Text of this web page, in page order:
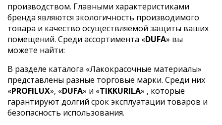
производством. Главными характеристиками
бренда являются экологичность производимого
товара и качество осуществляемой защиты ваших
помещений. Среди ассортимента «DUFA» вы
можете найти:
В разделе каталога «Лакокрасочные материалы»
представлены разные торговые марки. Среди них
«PROFILUX», «DUFA» и «TIKKURILA» , которые
гарантируют долгий срок эксплуатации товаров и
безопасность использования.